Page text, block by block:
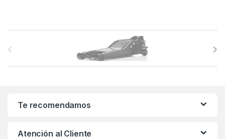
Te recomendamos
Atención al Cliente